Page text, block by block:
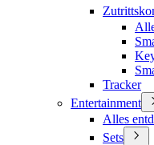
Tracker
Entertainment
Alles
Sets